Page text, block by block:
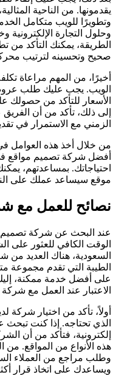
يقدمونها. من الناحية
وتطويرًا للويب متكامل
وحلول التجارة
الطريقة، يمكنك التأكد
صحيح وتحسينه لترتيب
أخيرًا، من المهم مراعاة
الويب. يجب عليك طلب
الأسعار للتأكد من حصولك
إلى ذلك، تأكد من أن
الزمني مع الاستمرار في
من خلال أخذ هذه العوامل
أفضل شركة تصميم مواقع في
احتياجاتك. بمساعدتهم،
موقع سيساعد عملك على
نصائح للعمل مع
عند البحث عن شركة تصميم
الوقت الكافي للعثور على
السعودية، هناك العديد
الطيبة التي تقدم مجموعة
على أفضل خدمة ممكنة،
الاعتبار عند العمل مع
أولاً، تأكد من اختيار شركة
الذي تحتاجه. إذا كنت
إلكترونية، فتأكد من أن
هذه الأنواع من المواقع.
وطلب مراجع من العملاء
ويساعدك على اتخاذ قرار